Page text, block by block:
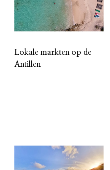
Lokale markten op de
Antillen